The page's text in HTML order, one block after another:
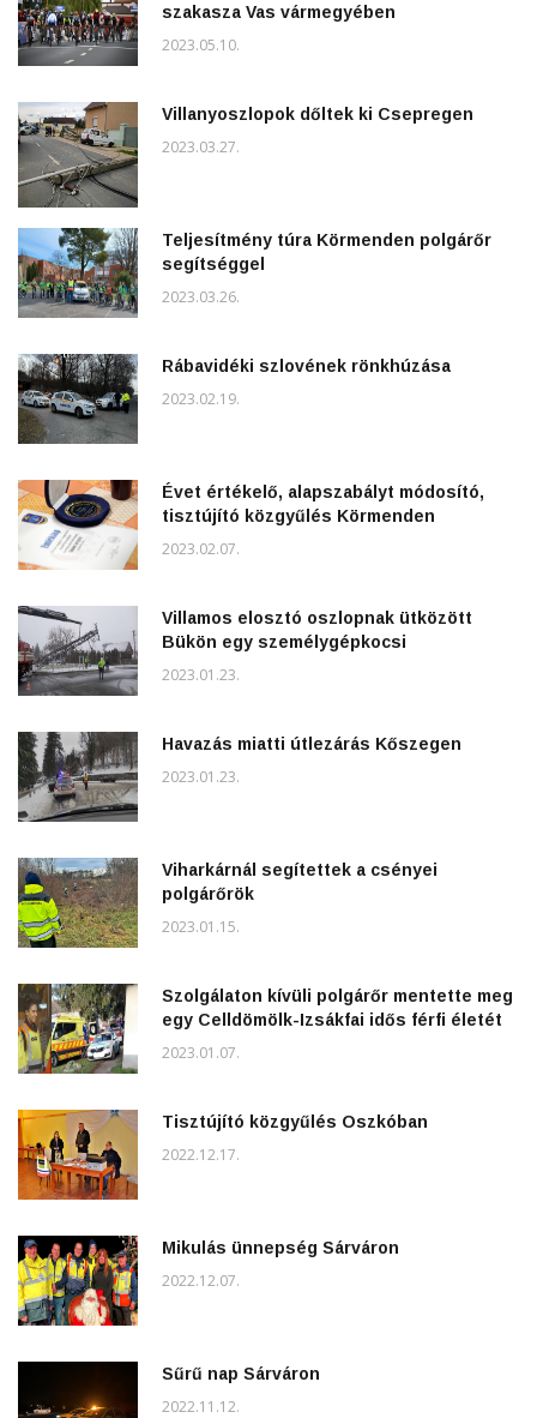
szakasza Vas vármegyében
2023.05.10.
Villanyoszlopok dőltek ki Csepregen
2023.03.27.
Teljesítmény túra Körmenden polgárőr
segítséggel
2023.03.26.
Rábavidéki szlovének rönkhúzása
2023.02.19.
Évet értékelő, alapszabályt módosító,
tisztújító közgyűlés Körmenden
2023.02.07.
Villamos elosztó oszlopnak ütközött
Bükön egy személygépkocsi
2023.01.23.
Havazás miatti útlezárás Kőszegen
2023.01.23.
Viharkárnál segítettek a csényei
polgárőrök
2023.01.15.
Szolgálaton kívüli polgárőr mentette meg
egy Celldömölk-Izsákfai idős férfi életét
2023.01.07.
Tisztújító közgyűlés Oszkóban
2022.12.17.
Mikulás ünnepség Sárváron
2022.12.07.
Sűrű nap Sárváron
2022.11.12.